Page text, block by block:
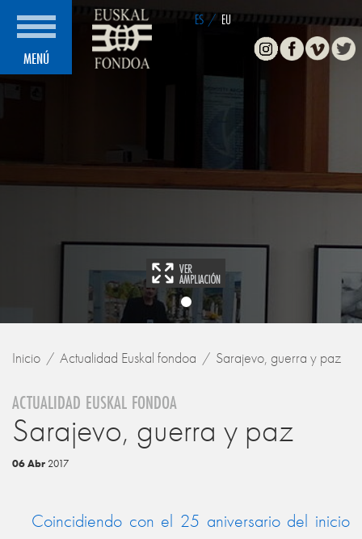
MENÚ
ES / EU
Facebook
Vimeo
Inicio Actualidad Euskal fondoa Sarajevo, guerra y paz
ACTUALIDAD EUSKAL FONDOA
Sarajevo, guerra y paz
06 Abr 2017
Coincidiendo con el 25 aniversario del inicio